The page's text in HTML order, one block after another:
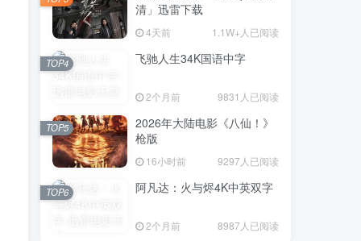
清」迅雷下载
4天前 1.1W+人已阅读
飞驰人生34K国语中字
2个月前 9831人已阅读
TOP4
2026年大陆电影《八仙！》
枪版
16小时前 9297人已阅读
TOP5
阿凡达：火与烬4K中英双字
2个月前 8987人已阅读
TOP6
3.6W+人已阅读
电影迅雷天堂迁移新服务器,正常更新，
维护完毕!
TOP1
高清下载
TOP2